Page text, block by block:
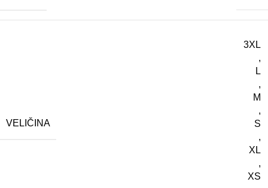
VELIČINA
3XL
,
L
,
M
,
S
,
XL
,
XS